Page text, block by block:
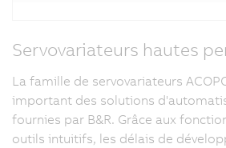
Servovariateurs hautes
La famille de servovariateurs
important des solutions
fournies par B&R. Grâce aux
outils intuitifs, les délais de